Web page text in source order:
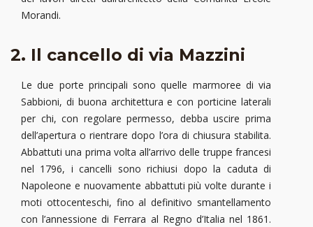
Morandi.
2. Il cancello di via Mazzini
Le due porte principali sono quelle marmoree di via
Sabbioni, di buona architettura e con porticine laterali
per chi, con regolare permesso, debba uscire prima
dell’apertura o rientrare dopo l’ora di chiusura stabilita.
Abbattuti una prima volta all’arrivo delle truppe francesi
nel 1796, i cancelli sono richiusi dopo la caduta di
Napoleone e nuovamente abbattuti più volte durante i
moti ottocenteschi, fino al definitivo smantellamento
con l’annessione di Ferrara al Regno d’Italia nel 1861.